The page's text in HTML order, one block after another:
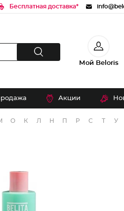
Бесплатная доставка*
Мой Beloris
Акции
О К Л Н П Р С Т У